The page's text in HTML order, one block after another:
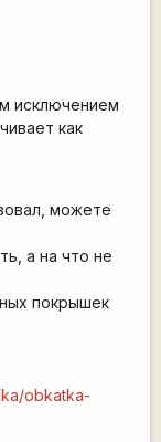
исключением
как
можете
а на что не
покрышек
obkatka-